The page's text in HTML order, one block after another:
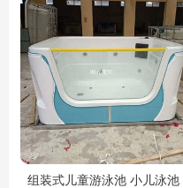
组装式儿童游泳池 小儿泳池